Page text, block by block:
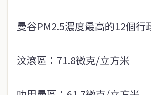
曼谷PM2.5濃度最高的12個行
汶滾區：71.8微克/立方米